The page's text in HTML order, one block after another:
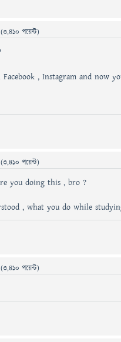
(3,410 পয়েন্ট)
, Instagram and now
(3,410 পয়েন্ট)
you doing this , bro ?
, what you do while
(3,410 পয়েন্ট)